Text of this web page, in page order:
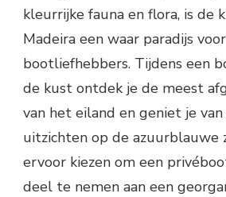
kleurrijke fauna en flora, is de
Madeira een waar paradijs voor
bootliefhebbers. Tijdens een
de kust ontdek je de meest
van het eiland en geniet je
uitzichten op de azuurblauwe
ervoor kiezen om een
deel te nemen aan een